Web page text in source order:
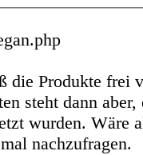
die Produkte frei
steht dann
wurden. Wäre
nachzufragen.